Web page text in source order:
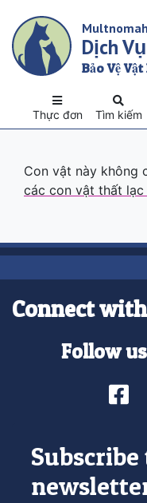
main
content
Dịch
Bảo Vệ
Tìm kiếm
Thực đơn
Con vật này không
các con vật thất lạc
Connect
Follow